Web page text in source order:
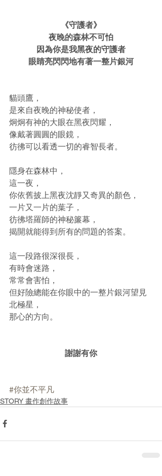
《守護者》
夜晚的森林不可怕
因為你是我黑夜的守護者
眼睛亮閃閃地有著一整片銀河
貓頭鷹，
是來自夜晚的神秘使者，
炯炯有神的大眼在黑夜閃耀，
像戴著圓圓的眼鏡，
彷彿可以看透一切的睿智長者。
隱身在森林中，
這一夜，
你依舊披上黑夜沈靜又奇異的顏色，
一片又一片的葉子，
彷彿塔羅師的神秘簾幕，
揭開就能得到所有的問題的答案。
這一段路很深很長，
有時會迷路，
常常會害怕，
但好險總能在你眼中的一整片銀河望見
北極星，
那心的方向。
謝謝有你
#你並不平凡
STORY 畫作創作故事